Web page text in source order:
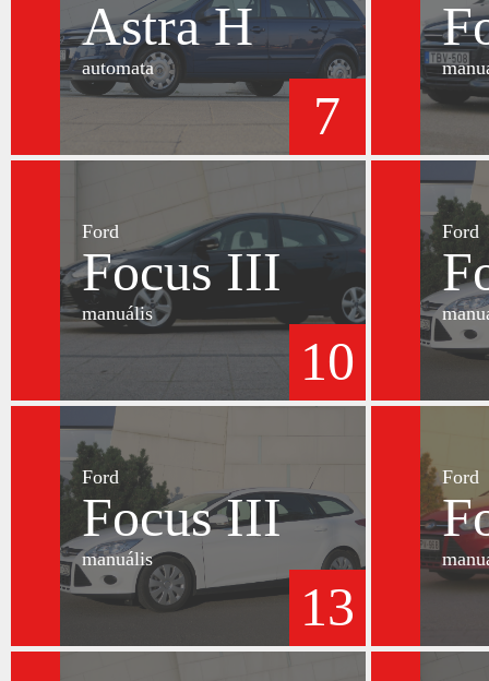
Astra H
automata
7
Ford
Focus III
manuális
10
Ford
Ford
Focus III
manuális
13
Ford